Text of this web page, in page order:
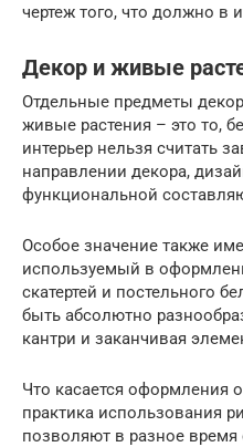
чертеж того, что должно в
Декор и живые
Отдельные предметы
живые растения – это то,
интерьер нельзя считать
направлении декора,
функциональной
Особое значение также
используемый в
скатертей и постельного
быть абсолютно
кантри и заканчивая
Что касается оформления
практика использования
позволяют в разное время